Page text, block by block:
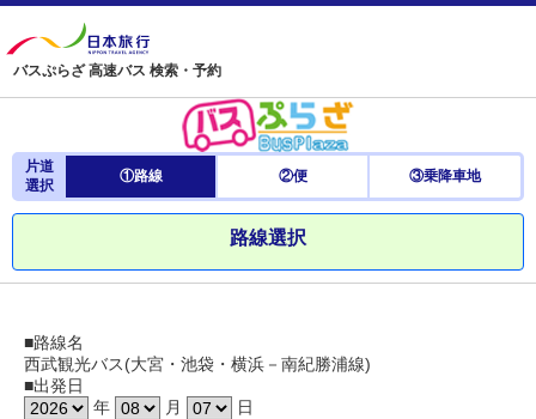
バスぷらざ 高速バス 検索・予約
片道
選択
①路線 ②便 ③乗降車地
路線選択
■路線名
西武観光バス(大宮・池袋・横浜－南紀勝浦線)
■出発日
年
月
日